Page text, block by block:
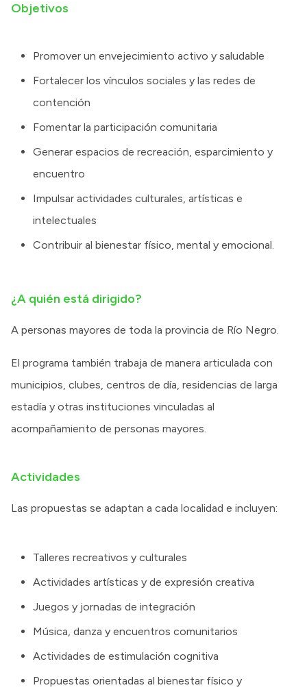
Objetivos
Promover un envejecimiento activo y saludable
Fortalecer los vínculos sociales y las redes de
contención
Fomentar la participación comunitaria
Generar espacios de recreación, esparcimiento y
encuentro
Impulsar actividades culturales, artísticas e
intelectuales
Contribuir al bienestar físico, mental y emocional.
¿A quién está dirigido?
A personas mayores de toda la provincia de Río Negro.
El programa también trabaja de manera articulada con
municipios, clubes, centros de día, residencias de larga
estadía y otras instituciones vinculadas al
acompañamiento de personas mayores.
Actividades
Las propuestas se adaptan a cada localidad e incluyen:
Talleres recreativos y culturales
Actividades artísticas y de expresión creativa
Juegos y jornadas de integración
Música, danza y encuentros comunitarios
Actividades de estimulación cognitiva
Propuestas orientadas al bienestar físico y